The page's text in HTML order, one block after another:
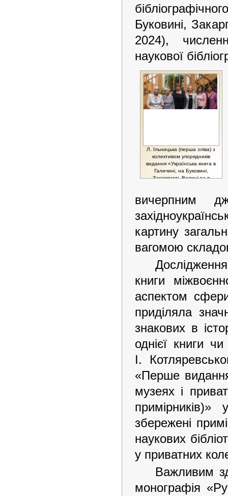
Буковині,
2024),
наукової
Л. Ільницька (перша зліва) з
колективом упорядників
видання «Українська книга в
Галичині, на Буковині,
Закарпатті, Волині та в
Морозова, І. Жеваженко, Л.
вичерпним
картину
вагомою
книги
аспектом
приділяла
знакових в
однієї книги
І.
«Перше
музеях і
збережені
наукових
у приватних
Важливим
монографія